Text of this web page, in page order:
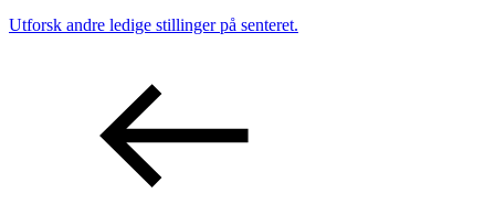
Utforsk andre ledige stillinger på senteret.